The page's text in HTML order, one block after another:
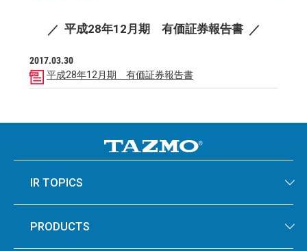
平成28年12月期 有価証券報告書
2017.03.30
平成28年12月期 有価証券報告書
IR TOPICS
PRODUCTS